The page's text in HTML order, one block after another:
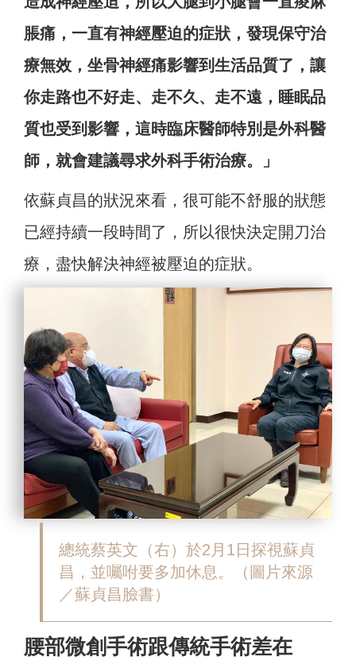
脹痛，一直有神經壓迫的症狀，發現保守治
療無效，坐骨神經痛影響到生活品質了，讓
你走路也不好走、走不久、走不遠，睡眠品
質也受到影響，這時臨床醫師特別是外科醫
師，就會建議尋求外科手術治療。」
依蘇貞昌的狀況來看，很可能不舒服的狀態
已經持續一段時間了，所以很快決定開刀治
療，盡快解決神經被壓迫的症狀。
總統蔡英文 （右） 於2月1日探視蘇貞
昌，並囑咐要多加休息。
（圖片來源
／蘇貞昌臉書）
腰部微創手術跟傳統手術差在